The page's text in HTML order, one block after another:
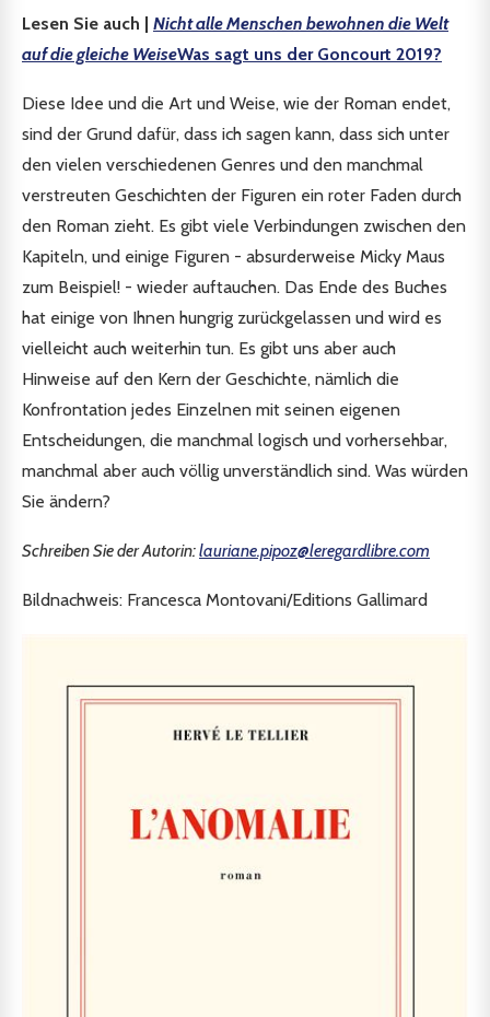
Lesen Sie auch | Nicht alle Menschen bewohnen die Welt
auf die gleiche WeiseWas sagt uns der Goncourt 2019?
Diese Idee und die Art und Weise, wie der Roman endet,
sind der Grund dafür, dass ich sagen kann, dass sich unter
den vielen verschiedenen Genres und den manchmal
verstreuten Geschichten der Figuren ein roter Faden durch
den Roman zieht. Es gibt viele Verbindungen zwischen den
Kapiteln, und einige Figuren - absurderweise Micky Maus
zum Beispiel! - wieder auftauchen. Das Ende des Buches
hat einige von Ihnen hungrig zurückgelassen und wird es
vielleicht auch weiterhin tun. Es gibt uns aber auch
Hinweise auf den Kern der Geschichte, nämlich die
Konfrontation jedes Einzelnen mit seinen eigenen
Entscheidungen, die manchmal logisch und vorhersehbar,
manchmal aber auch völlig unverständlich sind. Was würden
Sie ändern?
Schreiben Sie der Autorin:lauriane.pipoz@leregardlibre.com
Bildnachweis: Francesca Montovani/Editions Gallimard